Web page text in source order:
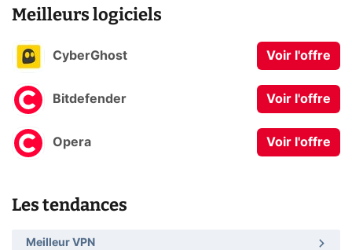
Meilleurs logiciels
CyberGhost Voir l'offre
Bitdefender Voir l'offre
Opera Voir l'offre
Les tendances
Meilleur VPN